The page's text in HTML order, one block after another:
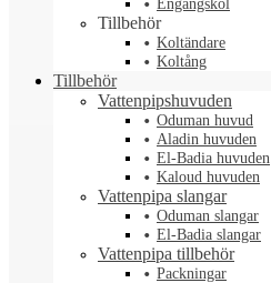
Engångskol
Tillbehör
Koltändare
Koltång
Tillbehör
Vattenpipshuvuden
Oduman huvud
Aladin huvuden
El-Badia huvuden
Kaloud huvuden
Vattenpipa slangar
Oduman slangar
El-Badia slangar
Vattenpipa tillbehör
Packningar